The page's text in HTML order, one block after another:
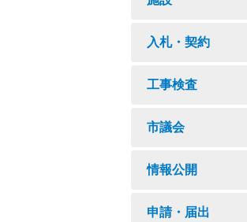
入札・契約
工事検査
市議会
情報公開
申請・届出